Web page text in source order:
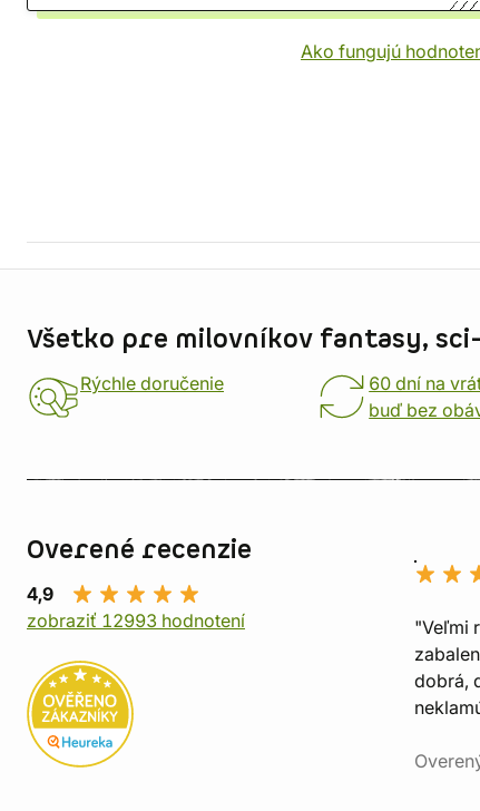
Ako fungujú
Všetko pre milovníkov fantasy,
Rýchle doručenie
60 dní na
buď bez
Overené recenzie
4,9
zobraziť 12993 hodnotení
"Veľmi
dobrá,